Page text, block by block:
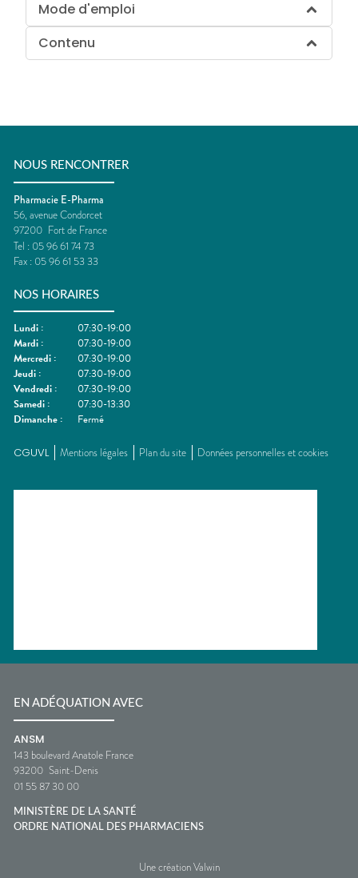
Mode d'emploi
Contenu
NOUS RENCONTRER
Pharmacie E-Pharma
56, avenue Condorcet
97200 Fort de France
Tel : 05 96 61 74 73
Fax : 05 96 61 53 33
NOS HORAIRES
Lundi :
07:30-19:00
Mardi :
07:30-19:00
Mercredi :
07:30-19:00
Jeudi :
07:30-19:00
Vendredi :
07:30-19:00
Samedi :
07:30-13:30
Dimanche : Fermé
CGUVL Mentions légales Plan du site Données personnelles et cookies
EN ADÉQUATION AVEC
ANSM
143 boulevard Anatole France
93200 Saint-Denis
01 55 87 30 00
MINISTÈRE DE LA SANTÉ
ORDRE NATIONAL DES PHARMACIENS
Une création Valwin